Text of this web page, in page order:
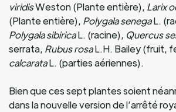
viridisWeston (Plante entière), Larix
(Plante entière), Polygala senegaL.
Polygala sibiricaL. (racine), Quercus
serrata, Rubus rosaL.H. Bailey (fruit,
calcarataL. (parties aériennes).
Bien que ces sept plantes soient
dans la nouvelle version de l’arrêté